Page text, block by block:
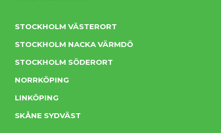
STOCKHOLM VÄSTERORT
STOCKHOLM NACKA VÄRMDÖ
STOCKHOLM SÖDERORT
NORRKÖPING
LINKÖPING
SKÅNE SYDVÄST